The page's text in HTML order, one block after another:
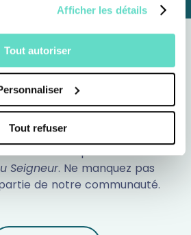
Afficher les détails
Tout autoriser
Tout refuser
newsletters pour recevoir
réflexions inspirantes et des
Seigneur. Ne manquez pas
de notre communauté.